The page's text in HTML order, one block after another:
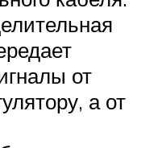
от
а от